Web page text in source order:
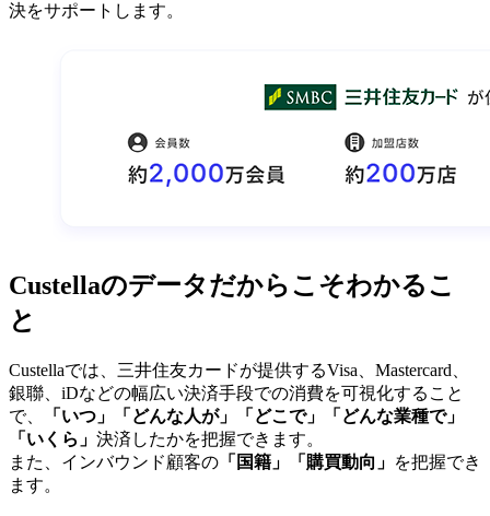
決をサポートします。
Custellaのデータだからこそわかるこ
と
Custellaでは、三井住友カードが提供するVisa、Mastercard、
銀聯、iDなどの幅広い決済手段での消費を可視化すること
で、
「いつ」「どんな人が」「どこで」「どんな業種で」
「いくら」 決済したかを把握できます。
また、インバウンド顧客の 「国籍」「購買動向」 を把握でき
ます。